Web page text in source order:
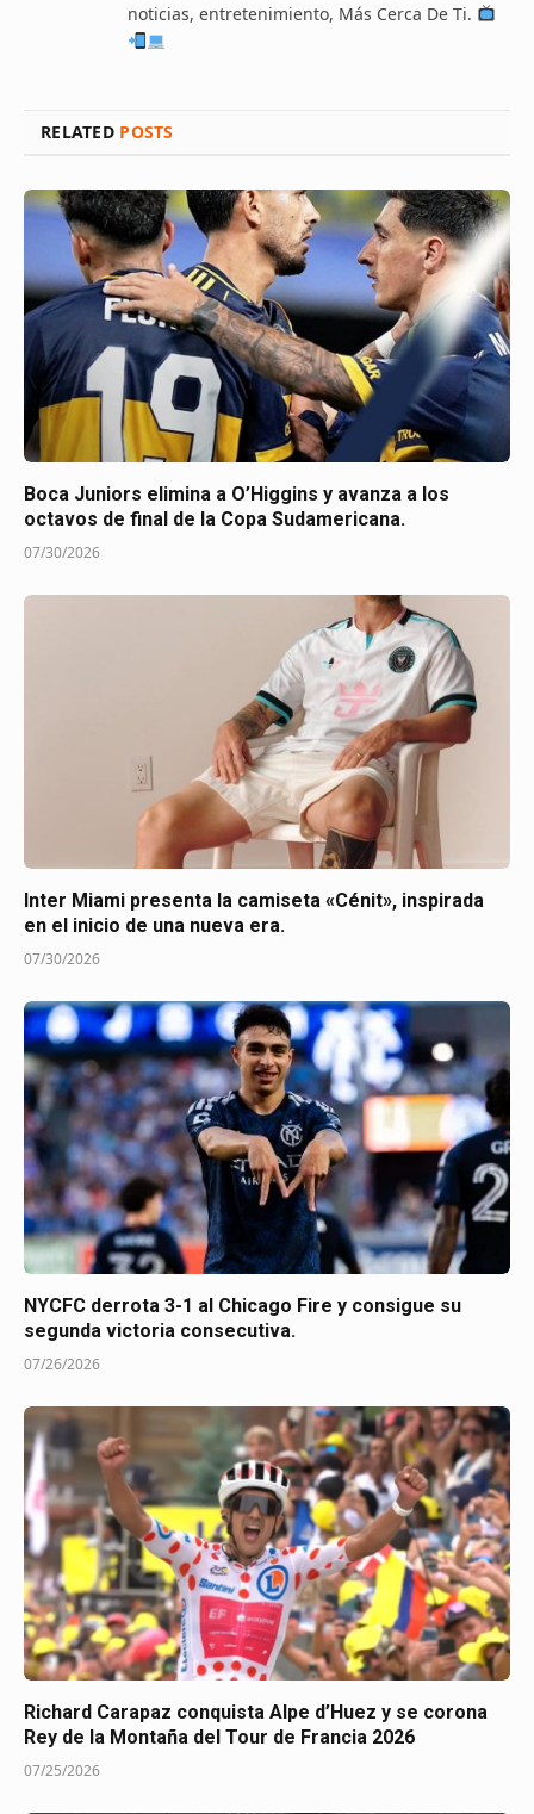
noticias, entretenimiento, Más Cerca De Ti.
RELATED POSTS
Boca Juniors elimina a O’Higgins y avanza a los
octavos de final de la Copa Sudamericana.
07/30/2026
Inter Miami presenta la camiseta «Cénit», inspirada
en el inicio de una nueva era.
07/30/2026
NYCFC derrota 3-1 al Chicago Fire y consigue su
segunda victoria consecutiva.
07/26/2026
Richard Carapaz conquista Alpe d’Huez y se corona
Rey de la Montaña del Tour de Francia 2026
07/25/2026